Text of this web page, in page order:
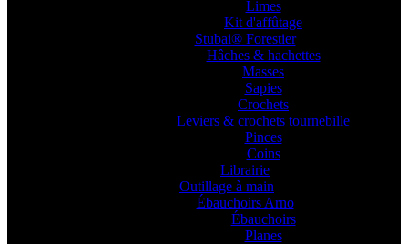
Limes
Kit d'affûtage
Stubai® Forestier
Hâches & hachettes
Masses
Sapies
Crochets
Leviers & crochets tournebille
Pinces
Coins
Librairie
Outillage à main
Ébauchoirs Arno
Ébauchoirs
Planes